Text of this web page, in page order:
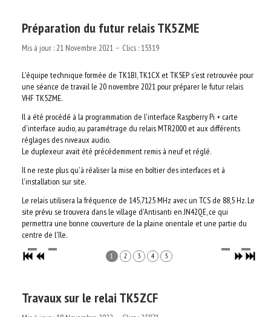
Préparation du futur relais TK5ZME
Mis à jour : 21 Novembre 2021 Clics : 15319
L'équipe technique formée de TK1BI, TK1CX et TK5EP s'est retrouvée pour
une séance de travail le 20 novembre 2021 pour préparer le futur relais
VHF TK5ZME.
Il a été procédé à la programmation de l'interface Raspberry Pi + carte
d'interface audio, au paramétrage du relais MTR2000 et aux différents
réglages des niveaux audio.
Le duplexeur avait été précédemment remis à neuf et réglé.
Il ne reste plus qu'à réaliser la mise en boîtier des interfaces et à
l'installation sur site.
Le relais utilisera la fréquence de 145,7125 MHz avec un TCS de 88,5 Hz. Le
site prévu se trouvera dans le village d'Antisanti en JN42QE, ce qui
permettra une bonne couverture de la plaine orientale et une partie du
centre de l'île.
1 2 3 4 5
Travaux sur le relai TK5ZCF